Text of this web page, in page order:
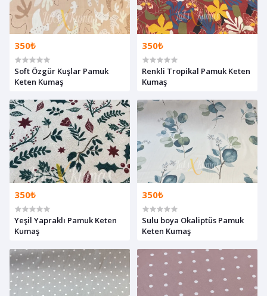
350₺
Soft Özgür Kuşlar Pamuk
Keten Kumaş
350₺
Renkli Tropikal Pamuk Keten
Kumaş
350₺
Yeşil Yapraklı Pamuk Keten
Kumaş
350₺
Sulu boya Okaliptüs Pamuk
Keten Kumaş